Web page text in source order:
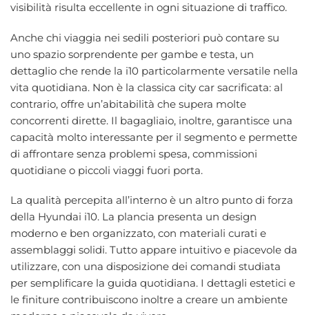
visibilità risulta eccellente in ogni situazione di traffico.
Anche chi viaggia nei sedili posteriori può contare su
uno spazio sorprendente per gambe e testa, un
dettaglio che rende la i10 particolarmente versatile nella
vita quotidiana. Non è la classica city car sacrificata: al
contrario, offre un’abitabilità che supera molte
concorrenti dirette. Il bagagliaio, inoltre, garantisce una
capacità molto interessante per il segmento e permette
di affrontare senza problemi spesa, commissioni
quotidiane o piccoli viaggi fuori porta.
La qualità percepita all’interno è un altro punto di forza
della Hyundai i10. La plancia presenta un design
moderno e ben organizzato, con materiali curati e
assemblaggi solidi. Tutto appare intuitivo e piacevole da
utilizzare, con una disposizione dei comandi studiata
per semplificare la guida quotidiana. I dettagli estetici e
le finiture contribuiscono inoltre a creare un ambiente